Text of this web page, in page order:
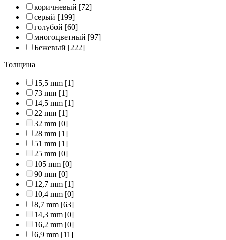
коричневый [72]
серый [199]
голубой [60]
многоцветный [97]
Бежевый [222]
Толщина
15,5 mm [1]
73 mm [1]
14,5 mm [1]
22 mm [1]
32 mm [0]
28 mm [1]
51 mm [1]
25 mm [0]
105 mm [0]
90 mm [0]
12,7 mm [1]
10,4 mm [0]
8,7 mm [63]
14,3 mm [0]
16,2 mm [0]
6,9 mm [11]